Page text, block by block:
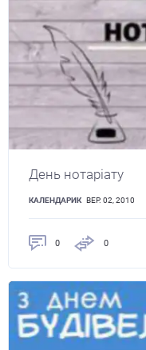
День нотаріату
КАЛЕНДАРИК ВЕР. 02, 2010
0 0